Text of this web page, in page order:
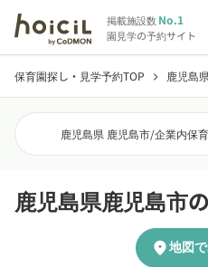
掲載施設数No.1
園見学の予約サイト
保育園探し・見学予約TOP chevron_right 鹿児島
鹿児島県 鹿児島市/企業内保育
鹿児島県鹿児島市
location_on地図